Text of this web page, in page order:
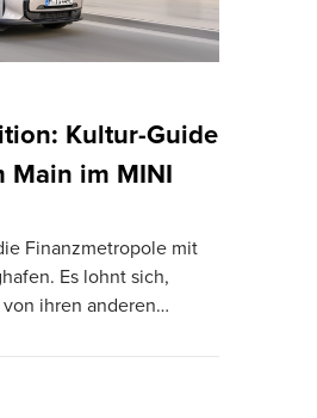
Kultur-Guide
Main im MINI
Finanzmetropole mit
Es lohnt sich,
ihren anderen…